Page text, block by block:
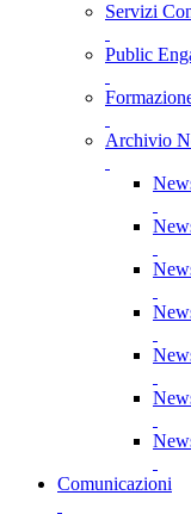
Servizi
Public
Archivio
Comunicazioni